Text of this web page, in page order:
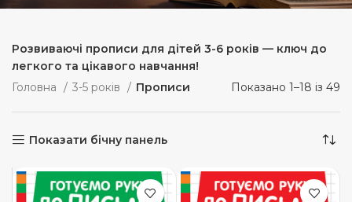
Розвиваючі прописи для дітей 3-6 років — ключ до
легкого та цікавого навчання!
Головна
3-5 років Прописи Показано 1–18 із 49
Показати бічну панель